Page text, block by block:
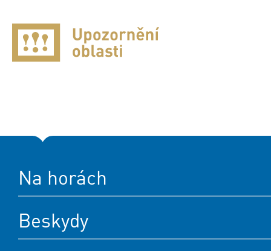
Na horách
Beskydy